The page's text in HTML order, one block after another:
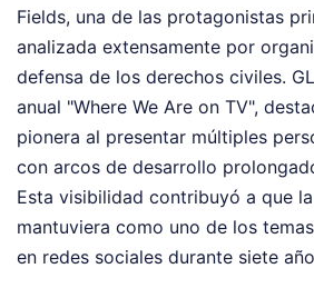
Fields, una de las protagonistas
analizada extensamente por
defensa de los derechos civiles.
anual "Where We Are on TV",
pionera al presentar múltiples
con arcos de desarrollo
Esta visibilidad contribuyó a que
mantuviera como uno de los
en redes sociales durante siete